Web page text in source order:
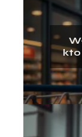
kto